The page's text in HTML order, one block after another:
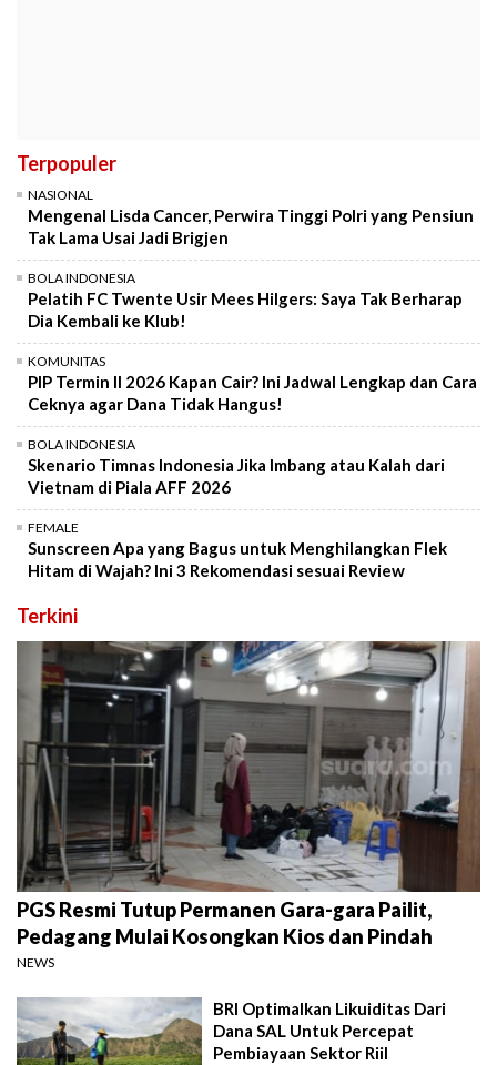
Terpopuler
NASIONAL
Mengenal Lisda Cancer, Perwira Tinggi Polri yang Pensiun
Tak Lama Usai Jadi Brigjen
BOLA INDONESIA
Pelatih FC Twente Usir Mees Hilgers: Saya Tak Berharap
Dia Kembali ke Klub!
KOMUNITAS
PIP Termin II 2026 Kapan Cair? Ini Jadwal Lengkap dan Cara
Ceknya agar Dana Tidak Hangus!
BOLA INDONESIA
Skenario Timnas Indonesia Jika Imbang atau Kalah dari
Vietnam di Piala AFF 2026
FEMALE
Sunscreen Apa yang Bagus untuk Menghilangkan Flek
Hitam di Wajah? Ini 3 Rekomendasi sesuai Review
Terkini
PGS Resmi Tutup Permanen Gara-gara Pailit,
Pedagang Mulai Kosongkan Kios dan Pindah
NEWS
BRI Optimalkan Likuiditas Dari
Dana SAL Untuk Percepat
Pembiayaan Sektor Riil